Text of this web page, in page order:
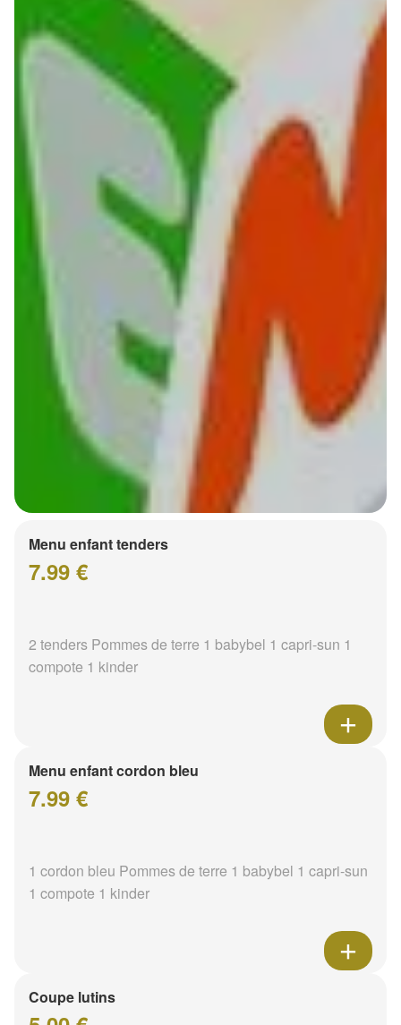
Menu enfant tenders
7.99 €
2 tenders Pommes de terre 1 babybel 1 capri-sun 1
compote 1 kinder
Menu enfant cordon bleu
7.99 €
1 cordon bleu Pommes de terre 1 babybel 1 capri-sun
1 compote 1 kinder
Coupe lutins